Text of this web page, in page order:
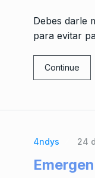
Debes darle
para evitar
Continue
4ndys 24